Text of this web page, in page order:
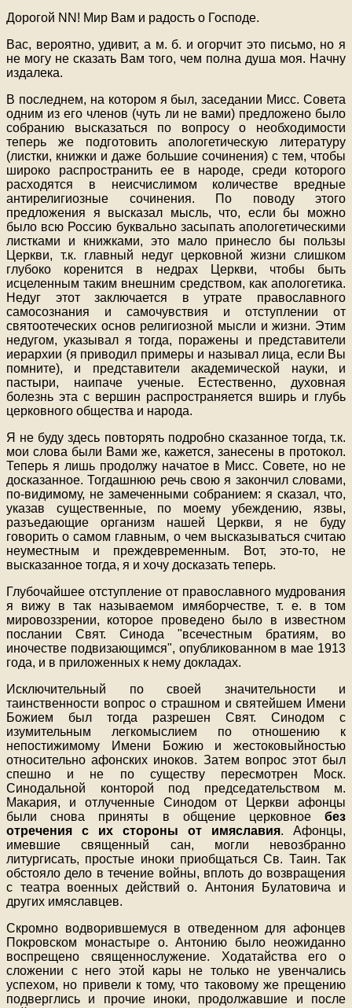
Дорогой NN! Мир Вам и радость о Господе.
Вас, вероятно, удивит, а м. б. и огорчит это письмо, но я
не могу не сказать Вам того, чем полна душа моя. Начну
издалека.
В последнем, на котором я был, заседании Мисс. Совета
одним из его членов (чуть ли не вами) предложено было
собранию высказаться по вопросу о необходимости
теперь же подготовить апологетическую литературу
(листки, книжки и даже большие сочинения) с тем, чтобы
широко распространить ее в народе, среди которого
расходятся в неисчислимом количестве вредные
антирелигиозные сочинения. По поводу этого
предложения я высказал мысль, что, если бы можно
было всю Россию буквально засыпать апологетическими
листками и книжками, это мало принесло бы пользы
Церкви, т.к. главный недуг церковной жизни слишком
глубоко коренится в недрах Церкви, чтобы быть
исцеленным таким внешним средством, как апологетика.
Недуг этот заключается в утрате православного
самосознания и самочувствия и отступлении от
святоотеческих основ религиозной мысли и жизни. Этим
недугом, указывал я тогда, поражены и представители
иерархии (я приводил примеры и называл лица, если Вы
помните), и представители академической науки, и
пастыри, наипаче ученые. Естественно, духовная
болезнь эта с вершин распространяется вширь и глубь
церковного общества и народа.
Я не буду здесь повторять подробно сказанное тогда, т.к.
мои слова были Вами же, кажется, занесены в протокол.
Теперь я лишь продолжу начатое в Мисс. Совете, но не
досказанное. Тогдашнюю речь свою я закончил словами,
по-видимому, не замеченными собранием: я сказал, что,
указав существенные, по моему убеждению, язвы,
разъедающие организм нашей Церкви, я не буду
говорить о самом главным, о чем высказываться считаю
неуместным и преждевременным. Вот, это-то, не
высказанное тогда, я и хочу досказать теперь.
Глубочайшее отступление от православного мудрования
я вижу в так называемом имяборчестве, т. е. в том
мировоззрении, которое проведено было в известном
послании Свят. Синода "всечестным братиям, во
иночестве подвизающимся", опубликованном в мае 1913
года, и в приложенных к нему докладах.
Исключительный по своей значительности и
таинственности вопрос о страшном и святейшем Имени
Божием был тогда разрешен Свят. Синодом с
изумительным легкомыслием по отношению к
непостижимому Имени Божию и жестоковыйностью
относительно афонских иноков. Затем вопрос этот был
спешно и не по существу пересмотрен Моск.
Синодальной конторой под председательством м.
Макария, и отлученные Синодом от Церкви афонцы
были снова приняты в общение церковное без
отречения с их стороны от имяславия. Афонцы,
имевшие священный сан, могли невозбранно
литургисать, простые иноки приобщаться Св. Таин. Так
обстояло дело в течение войны, вплоть до возвращения
с театра военных действий о. Антония Булатовича и
других имяславцев.
Скромно водворившемуся в отведенном для афонцев
Покровском монастыре о. Антонию было неожиданно
воспрещено священнослужение. Ходатайства его о
сложении с него этой кары не только не увенчались
успехом, но привели к тому, что таковому же прещению
подверглись и прочие иноки, продолжавшие и после